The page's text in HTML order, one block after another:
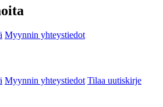
Myynnin yhteystiedot
Myynnin yhteystiedot Tilaa uutiskirje